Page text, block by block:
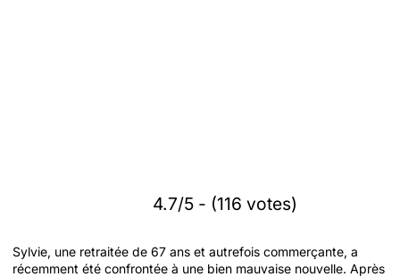
4.7/5 - (116 votes)
Sylvie, une retraitée de 67 ans et autrefois commerçante, a
récemment été confrontée à une bien mauvaise nouvelle. Après